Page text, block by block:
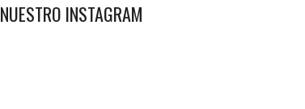
NUESTRO INSTAGRAM